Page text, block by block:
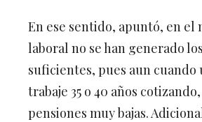
En ese sentido, apuntó, en el
laboral no se han generado
suficientes, pues aun cuando
trabaje 35 o 40 años
pensiones muy bajas.